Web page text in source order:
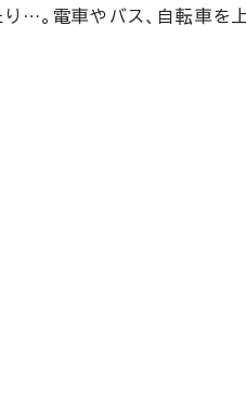
り…。電車やバス、自転車を